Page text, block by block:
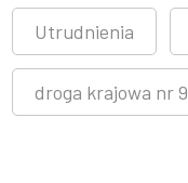
Utrudnienia
droga krajowa nr 9